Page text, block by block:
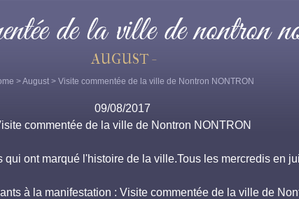
de la ville de nontron
AUGUST -
>August > Visite commentée de la ville de Nontron NONTRON
09/08/2017
commentée de la ville de Nontron NONTRON
ont marqué l'histoire de la ville.Tous les mercredis en
à la manifestation : Visite commentée de la ville de